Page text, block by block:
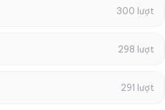
300 lượt
298 lượt
291 lượt